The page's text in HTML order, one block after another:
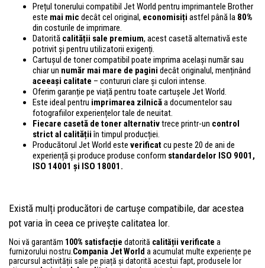
Prețul tonerului compatibil Jet World pentru imprimantele Brother
este mai mic decât cel original, economisiți astfel până la 80%
din costurile de imprimare.
Datorită calității sale premium, acest casetă alternativă este
potrivit și pentru utilizatorii exigenți.
Cartușul de toner compatibil poate imprima același număr sau
chiar un număr mai mare de pagini decât originalul, menținând
aceeași calitate – contururi clare și culori intense.
Oferim garanție pe viață pentru toate cartușele Jet World.
Este ideal pentru imprimarea zilnicăa documentelor sau
fotografiilor experiențelor tale de neuitat.
Fiecare casetă de toner alternativtrece printr-un control
strict al calitățiiîn timpul producției.
Producătorul Jet World este verificatcu peste 20 de ani de
experiență și produce produse conform standardelor ISO 9001,
ISO 14001 și ISO 18001.
Există mulți producători de cartușe compatibile, dar acestea
pot varia în ceea ce privește calitatea lor.
Noi vă garantăm 100% satisfacție datorită calității verificate a
furnizorului nostru. Compania Jet World a acumulat multe experiențe pe
parcursul activității sale pe piață și datorită acestui fapt, produsele lor